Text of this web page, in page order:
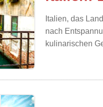
Italien, das
nach
kulinarischen